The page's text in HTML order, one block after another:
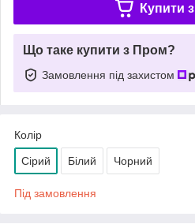
Купити з
Що таке купити з Пром?
Замовлення під захистом
Колір
Сірий Білий Чорний
Під замовлення